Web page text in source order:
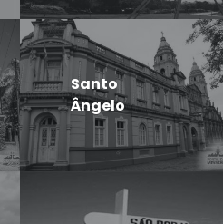
Santo
Ângelo